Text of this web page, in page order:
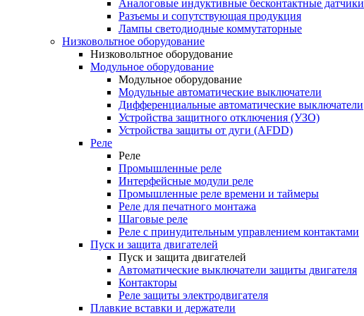
Аналоговые индуктивные бесконтактные датчики
Разъемы и сопутствующая продукция
Лампы светодиодные коммутаторные
Низковольтное оборудование
Низковольтное оборудование
Модульное оборудование
Модульное оборудование
Модульные автоматические выключатели
Дифференциальные автоматические выключатели
Устройства защитного отключения (УЗО)
Устройства защиты от дуги (AFDD)
Реле
Реле
Промышленные реле
Интерфейсные модули реле
Промышленные реле времени и таймеры
Реле для печатного монтажа
Шаговые реле
Реле с принудительным управлением контактами
Пуск и защита двигателей
Пуск и защита двигателей
Автоматические выключатели защиты двигателя
Контакторы
Реле защиты электродвигателя
Плавкие вставки и держатели